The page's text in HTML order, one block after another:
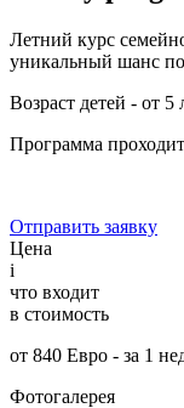
Летний курс
уникальный шанс
Возраст детей - от 5
Программа
Отправить заявку
Цена
i
что входит
в стоимость
от 840 Евро - за 1
Фотогалерея